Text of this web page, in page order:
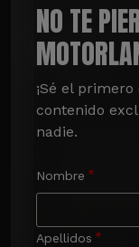
NO TE
¡Sé el
contenido
nadie.
Nombre
Apellidos